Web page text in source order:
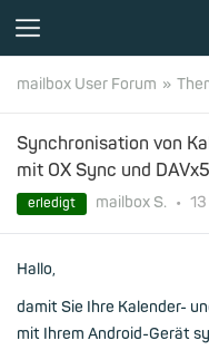
mailbox User Forum
Synchronisation von
mit OX Sync und DAVx5
erledigt mailbox S. •
Hallo,
damit Sie Ihre Kalender-
mit Ihrem Android-Gerät